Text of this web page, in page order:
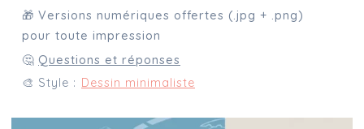
🎁 Versions numériques offertes (.jpg + .png)
pour toute impression
🤔 Questions et réponses
🎨 Style : Dessin minimaliste